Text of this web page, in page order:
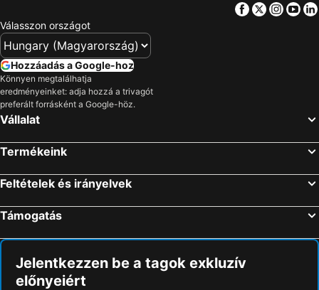
Facebook
Twitter
Válasszon országot
Hozzáadás a Google-hoz
Könnyen megtalálhatja
eredményeinket: adja hozzá a trivagót
preferált forrásként a Google-höz.
Vállalat
Termékeink
Feltételek és irányelvek
Támogatás
Jelentkezzen be a tagok exkluzív
előnyeiért